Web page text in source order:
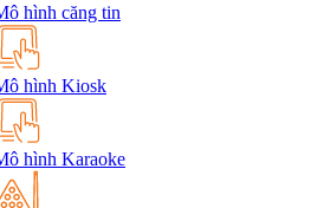
hình căng tin
hình Kiosk
hình Karaoke